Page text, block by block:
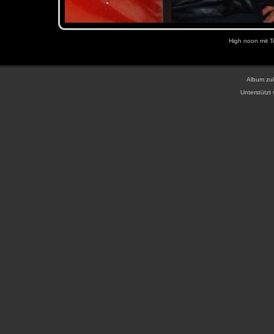
High noon mit
Album
Unterstützt